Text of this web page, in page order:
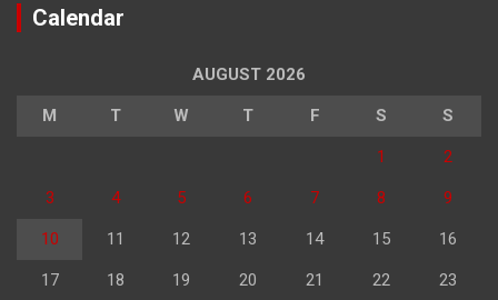
Calendar
AUGUST 2026
M T W T F S S
1 2
3 4 5 6 7 8 9
10 11 12 13 14 15 16
17 18 19 20 21 22 23